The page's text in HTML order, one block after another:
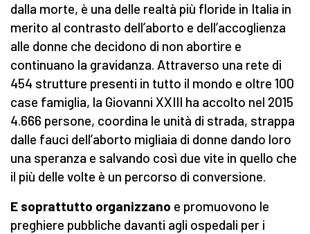
dalla morte, è una delle realtà più floride in Italia in
merito al contrasto dell’aborto e dell’accoglienza
alle donne che decidono di non abortire e
continuano la gravidanza. Attraverso una rete di
454 strutture presenti in tutto il mondo e oltre 100
case famiglia, la Giovanni XXIII ha accolto nel 2015
4.666 persone, coordina le unità di strada, strappa
dalle fauci dell’aborto migliaia di donne dando loro
una speranza e salvando così due vite in quello che
il più delle volte è un percorso di conversione.
E soprattutto organizzano e promuovono le
preghiere pubbliche davanti agli ospedali per i